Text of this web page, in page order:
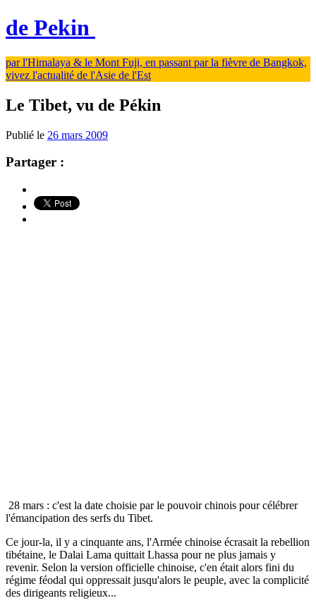
de Pekin
par l'Himalaya & le Mont Fuji, en passant par la fièvre de Bangkok,
vivez l'actualité de l'Asie de l'Est
Le Tibet, vu de Pékin
Publié le 26 mars 2009
Partager :
28 mars : c'est la date choisie par le pouvoir chinois pour célébrer
l'émancipation des serfs du Tibet.
Ce jour-la, il y a cinquante ans, l'Armée chinoise écrasait la rebellion
tibétaine, le Dalai Lama quittait Lhassa pour ne plus jamais y
revenir. Selon la version officielle chinoise, c'en était alors fini du
régime féodal qui oppressait jusqu'alors le peuple, avec la complicité
des dirigeants religieux...